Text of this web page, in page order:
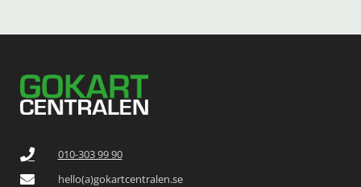
010-303 99 90
hello(a)gokartcentralen.se